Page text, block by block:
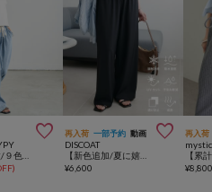

∴【累計6万枚/９色5サイズ展開】スタイルアップ柔らかワイドイージーパンツ
)
再入荷 一部予約 動画 
DISCOAT
【新色追加/夏に嬉しい6機能/6サイズ展開】ー3kg見え!多機能とろみイージーパンツ
¥6,600
再入荷
mystic
¥